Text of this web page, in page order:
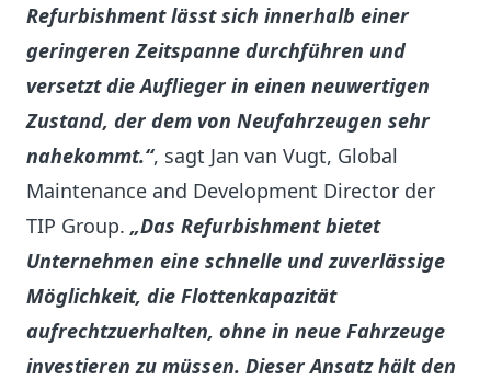
Refurbishment lässt sich innerhalb einer
geringeren Zeitspanne durchführen und
versetzt die Auflieger in einen neuwertigen
Zustand, der dem von Neufahrzeugen sehr
nahekommt.“, sagt Jan van Vugt, Global
Maintenance and Development Director der
TIP Group. „Das Refurbishment bietet
Unternehmen eine schnelle und zuverlässige
Möglichkeit, die Flottenkapazität
aufrechtzuerhalten, ohne in neue Fahrzeuge
investieren zu müssen. Dieser Ansatz hält den